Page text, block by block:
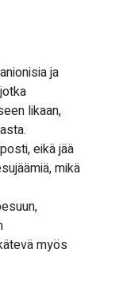
ja
likaan,
eikä jää
mikä
myös